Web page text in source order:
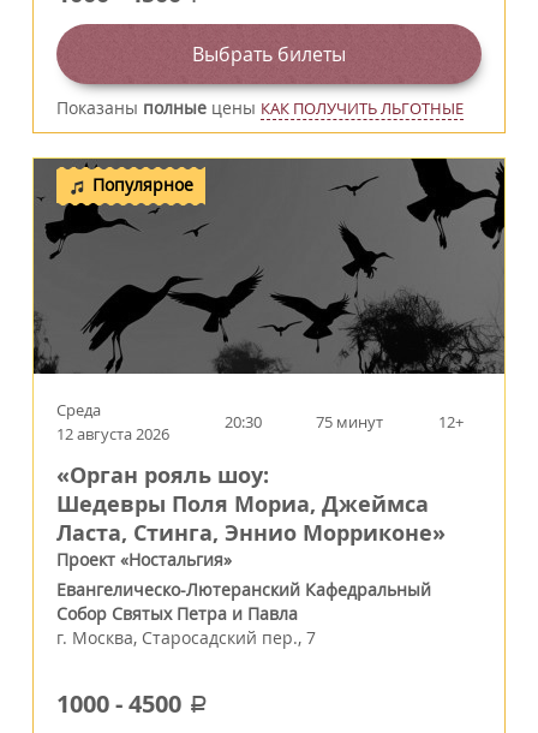
Выбрать билеты
Показаны полные цены КАК ПОЛУЧИТЬ ЛЬГОТНЫЕ
Популярное
Среда
12 августа 2026
20:30 75 минут 12+
«Орган рояль шоу:
Шедевры Поля Мориа, Джеймса
Ласта, Стинга, Эннио Морриконе»
Проект «Ностальгия»
Евангелическо-Лютеранский Кафедральный
Собор Святых Петра и Павла
г. Москва, Старосадский пер., 7
1000-4500 a